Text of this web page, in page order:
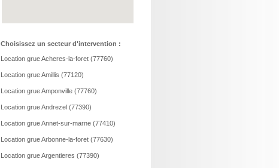
Choisissez un secteur d'intervention :
Location grue Acheres-la-foret (77760)
Location grue Amillis (77120)
Location grue Amponville (77760)
Location grue Andrezel (77390)
Location grue Annet-sur-marne (77410)
Location grue Arbonne-la-foret (77630)
Location grue Argentieres (77390)